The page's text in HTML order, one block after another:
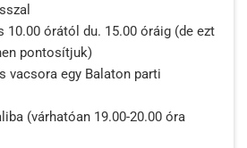
10.00 órától du. 15.00 óráig (de ezt
pontosítjuk)
vacsora egy Balaton parti
(várhatóan 19.00-20.00 óra